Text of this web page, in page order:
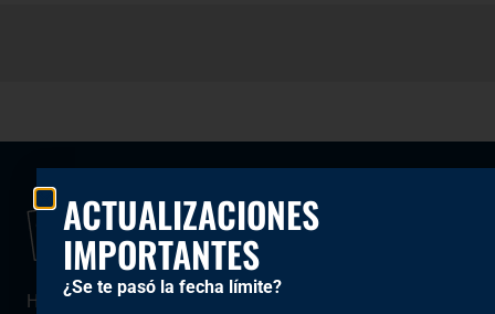
Hemos sido el socio fiscal de confianza
ACTUALIZACIONES
IMPORTANTES
¿Se te pasó la fecha límite?